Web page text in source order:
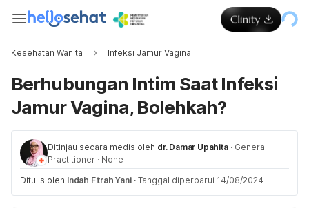
Kesehatan Wanita Infeksi Jamur Vagina
Berhubungan Intim Saat Infeksi
Jamur Vagina, Bolehkah?
Ditinjau secara medis oleh dr. Damar Upahita · General
Practitioner · None
Ditulis oleh Indah Fitrah Yani · Tanggal diperbarui 14/08/2024